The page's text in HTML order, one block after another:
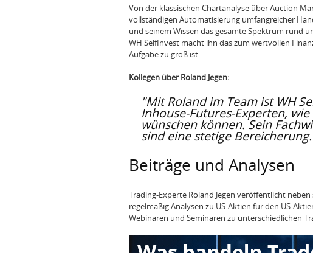
Von der klassischen Chartanalyse über Auction
vollständigen Automatisierung umfangreicher
und seinem Wissen das gesamte Spektrum rund
WH SelfInvest macht ihn das zum wertvollen
Aufgabe zu groß ist.
Kollegen über Roland Jegen:
"Mit Roland im Team ist WH
Inhouse-Futures-Experten,
wünschen können. Sein
sind eine stetige
Beiträge und Analysen
Trading-Experte Roland Jegen veröffentlicht
regelmäßig Analysen zu US-Aktien für den US-
Webinaren und Seminaren zu unterschiedlichen